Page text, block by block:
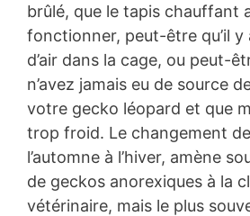
brûlé, que le tapis chauffant
fonctionner, peut-être qu’il y
d’air dans la cage, ou peut-
n’avez jamais eu de source
votre gecko léopard et que
trop froid. Le changement
l’automne à l’hiver, amène
de geckos anorexiques à la
vétérinaire, mais le plus